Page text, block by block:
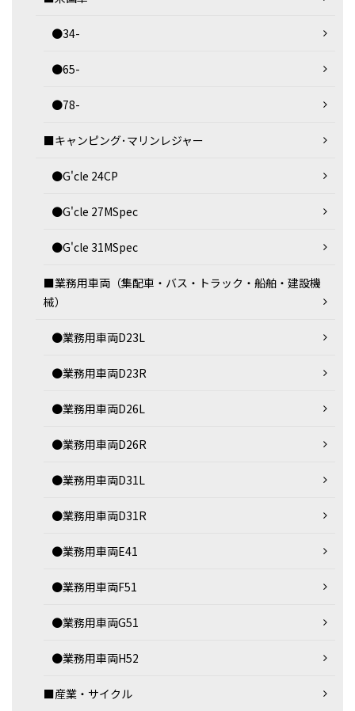
●34-
●65-
●78-
■キャンピング･マリンレジャー
●G'cle 24CP
●G'cle 27MSpec
●G'cle 31MSpec
■業務用車両（集配車・バス・トラック・船舶・建設機
械）
●業務用車両D23L
●業務用車両D23R
●業務用車両D26L
●業務用車両D26R
●業務用車両D31L
●業務用車両D31R
●業務用車両E41
●業務用車両F51
●業務用車両G51
●業務用車両H52
■産業・サイクル